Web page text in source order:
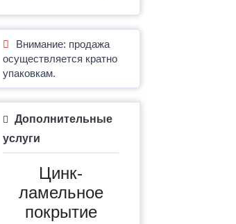
Внимание: продажа
осуществляется кратно
упаковкам.
Дополнительные
услуги
Цинк-
ламельное
покрытие